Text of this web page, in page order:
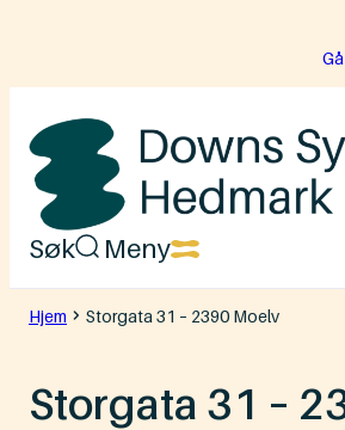
Downs
Syndrom
Hedmark
Søk Meny
Hjem Storgata 31 – 2390 Moelv
Storgata 31 –